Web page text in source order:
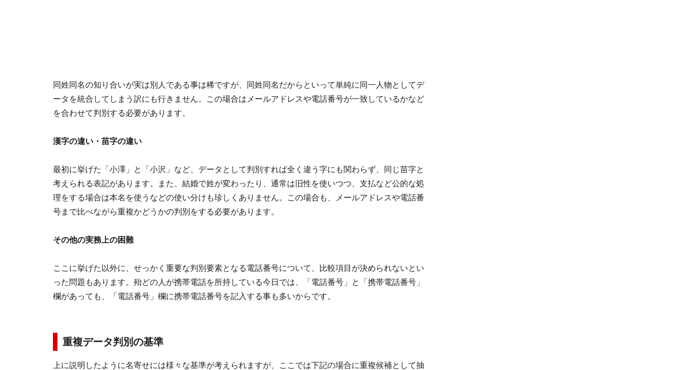
同姓同名の知り合いが実は別人である事は稀ですが、同姓同名だからといって単純に同一人物としてデ
ータを統合してしまう訳にも行きません。この場合はメールアドレスや電話番号が一致しているかなど
を合わせて判別する必要があります。
漢字の違い・苗字の違い
最初に挙げた「小澤」と「小沢」など、データとして判別すれば全く違う字にも関わらず、同じ苗字と
考えられる表記があります。また、結婚で姓が変わったり、通常は旧性を使いつつ、支払など公的な処
理をする場合は本名を使うなどの使い分けも珍しくありません。この場合も、メールアドレスや電話番
号まで比べながら重複かどうかの判別をする必要があります。
その他の実務上の困難
ここに挙げた以外に、せっかく重要な判別要素となる電話番号について、比較項目が決められないとい
った問題もあります。殆どの人が携帯電話を所持している今日では、「電話番号」と「携帯電話番号」
欄があっても、「電話番号」欄に携帯電話番号を記入する事も多いからです。
重複データ判別の基準
上に説明したように名寄せには様々な基準が考えられますが、ここでは下記の場合に重複候補として抽